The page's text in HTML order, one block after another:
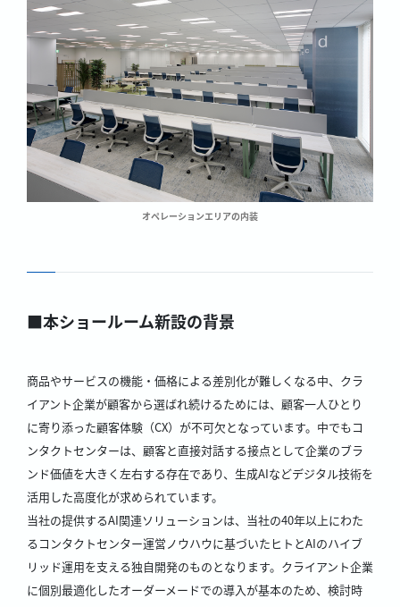
オペレーションエリアの内装
■本ショールーム新設の背景
商品やサービスの機能・価格による差別化が難しくなる中、クラ
イアント企業が顧客から選ばれ続けるためには、顧客一人ひとり
に寄り添った顧客体験（CX）が不可欠となっています。中でもコ
ンタクトセンターは、顧客と直接対話する接点として企業のブラ
ンド価値を大きく左右する存在であり、生成AIなどデジタル技術を
活用した高度化が求められています。
当社の提供するAI関連ソリューションは、当社の40年以上にわた
るコンタクトセンター運営ノウハウに基づいたヒトとAIのハイブ
リッド運用を支える独自開発のものとなります。クライアント企業
に個別最適化したオーダーメードでの導入が基本のため、検討時